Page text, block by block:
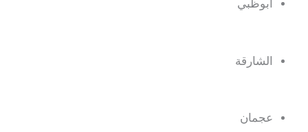
أبوظبي
الشارقة
عجمان